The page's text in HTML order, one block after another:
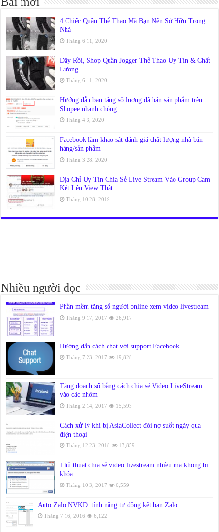
4 Chiếc Quần Thể Thao Mà Bạn Nên Sở Hữu Trong
Nhà
Tháng 6 11, 2020
Đây Rồi, Shop Quần Jogger Thể Thao Uy Tín & Chất
Lượng
Tháng 6 11, 2020
Hướng dẫn bạn tăng số lượng đã bán sản phẩm trên
Shopee nhanh chóng
Tháng 4 3, 2020
Facebook làm khảo sát đánh giá chất lượng nhà bán
hàng/sản phẩm
Tháng 3 28, 2020
Địa Chỉ Uy Tín Chia Sẻ Live Stream Vào Group Cam
Kết Lên View Thật
Tháng 10 28, 2019
Nhiều người đọc
Phần mềm tăng số người online xem video livestream
Tháng 9 17, 2017 26,917
Hướng dẫn cách chat với support Facebook
Tháng 7 23, 2017 19,828
Tăng doanh số bằng cách chia sẻ Video LiveStream
vào các nhóm
Tháng 2 14, 2017 15,593
Cách xử lý khi bị AsiaCollect đòi nợ suốt ngày qua
điện thoại
Tháng 12 23, 2018 13,859
Thủ thuật chia sẻ video livestream nhiều mà không bị
khóa.
Tháng 10 3, 2017 6,559
Auto Zalo NVKD: tính năng tự động kết bạn Zalo
Tháng 7 16, 2016 6,122